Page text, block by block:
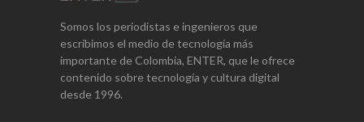
Somos los periodistas e ingenieros que
escribimos el medio de tecnología más
importante de Colombia, ENTER, que le ofrece
contenido sobre tecnología y cultura digital
desde 1996.